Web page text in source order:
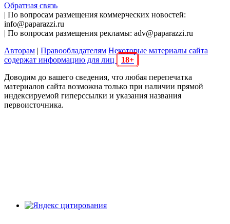
Обратная связь
| По вопросам размещения коммерческих новостей:
info@paparazzi.ru
| По вопросам размещения рекламы: adv@paparazzi.ru
Авторам | Правообладателям Некоторые материалы сайта
содержат информацию для лиц
18+
Доводим до вашего сведения, что любая перепечатка
материалов сайта возможна только при наличии прямой
индексируемой гиперссылки и указания названия
первоисточника.